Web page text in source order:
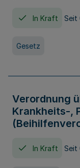
In Kraft Seit
Gesetz
Verordnung
Krankheits-,
In Kraft Seit